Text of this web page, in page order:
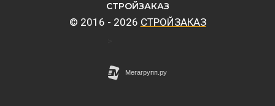
CТРОЙЗАКАЗ
© 2016 - 2026 CТРОЙЗАКАЗ